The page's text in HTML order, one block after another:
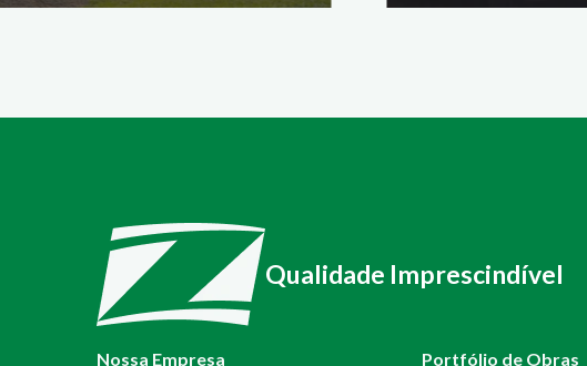
Qualidade Imprescindível
Nossa Empresa Portfólio de Obras